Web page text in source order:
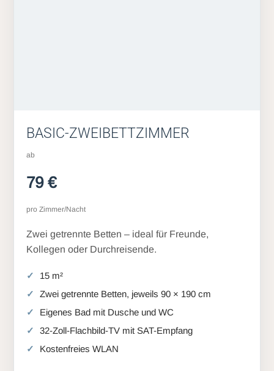
BASIC-ZWEIBETTZIMMER
ab
79 €
pro Zimmer/Nacht
Zwei getrennte Betten – ideal für Freunde,
Kollegen oder Durchreisende.
15 m²
Zwei getrennte Betten, jeweils 90 × 190 cm
Eigenes Bad mit Dusche und WC
32-Zoll-Flachbild-TV mit SAT-Empfang
Kostenfreies WLAN